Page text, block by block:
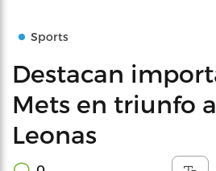
Sports
Destacan
Mets en triunfo
Leonas